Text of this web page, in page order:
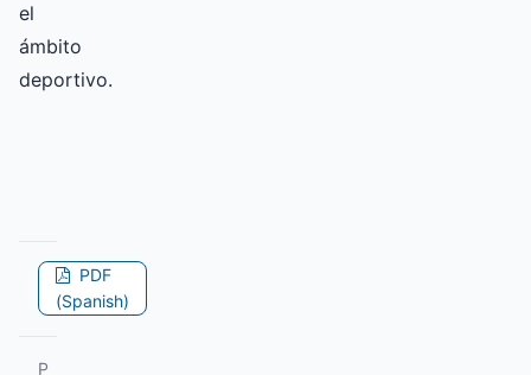
el
ámbito
deportivo.
PDF
(Spanish)
P